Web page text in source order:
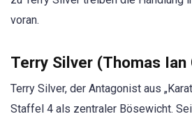
voran.
Terry Silver (Thomas
Terry Silver, der Antagonist aus
Staffel 4 als zentraler Bösewicht.